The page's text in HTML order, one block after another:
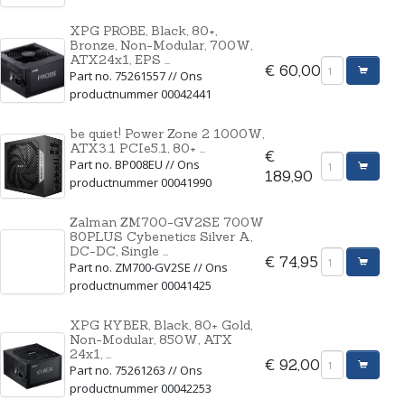
XPG PROBE, Black, 80+,
Bronze, Non-Modular, 700W,
ATX24x1, EPS ...
Part no. 75261557 // Ons
productnummer 00042441
€ 60,00
be quiet! Power Zone 2 1000W,
ATX3.1 PCIe5.1, 80+ ...
Part no. BP008EU // Ons
productnummer 00041990
€
189,90
Zalman ZM700-GV2SE 700W
80PLUS Cybenetics Silver A,
DC-DC, Single ...
Part no. ZM700-GV2SE // Ons
productnummer 00041425
€ 74,95
XPG KYBER, Black, 80+ Gold,
Non-Modular, 850W, ATX
24x1, ...
Part no. 75261263 // Ons
productnummer 00042253
€ 92,00